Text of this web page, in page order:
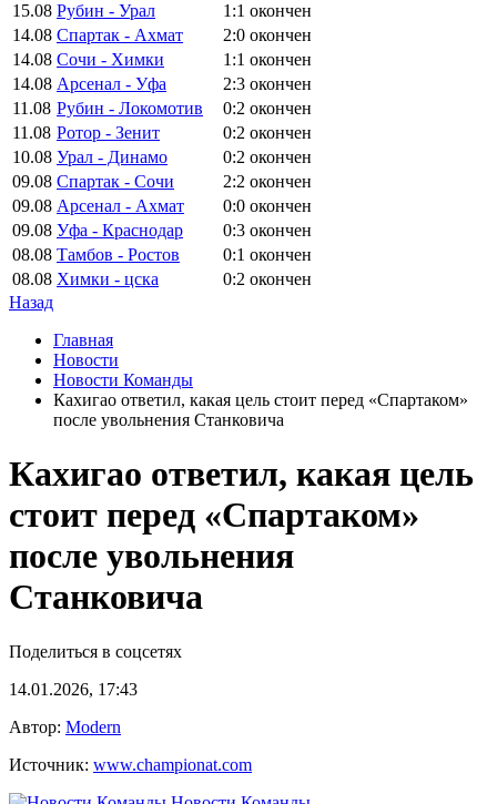
15.08 Рубин - Урал 1:1 окончен
14.08 Спартак - Ахмат 2:0 окончен
14.08 Сочи - Химки 1:1 окончен
14.08 Арсенал - Уфа 2:3 окончен
11.08 Рубин - Локомотив 0:2 окончен
11.08 Ротор - Зенит 0:2 окончен
10.08 Урал - Динамо 0:2 окончен
09.08 Спартак - Сочи 2:2 окончен
09.08 Арсенал - Ахмат 0:0 окончен
09.08 Уфа - Краснодар 0:3 окончен
08.08 Тамбов - Ростов 0:1 окончен
08.08 Химки - цска 0:2 окончен
Назад
Главная
Новости
Новости Команды
Кахигао ответил, какая цель стоит перед «Спартаком»
после увольнения Станковича
Кахигао ответил, какая цель
стоит перед «Спартаком»
после увольнения
Станковича
Поделиться в соцсетях
14.01.2026, 17:43
Автор: Modern
Источник: www.championat.com